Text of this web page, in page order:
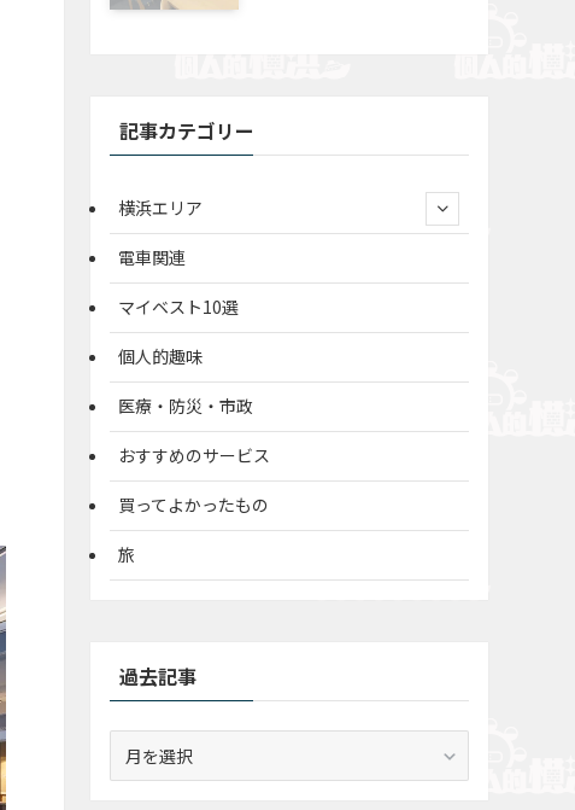
記事カテゴリー
横浜エリア
電車関連
マイベスト10選
個人的趣味
医療・防災・市政
おすすめのサービス
買ってよかったもの
旅
過去記事